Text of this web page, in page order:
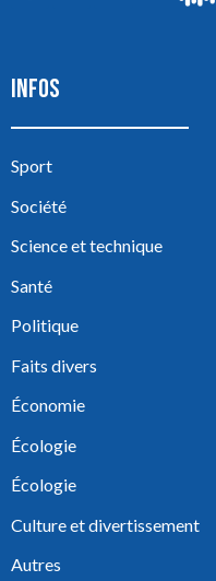
INFOS
Sport
Société
Science et technique
Santé
Politique
Faits divers
Économie
Écologie
Écologie
Culture et divertissement
Autres